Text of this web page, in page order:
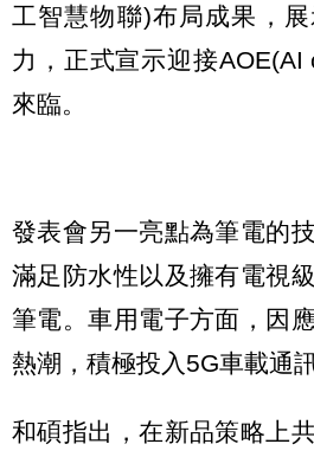
工智慧物聯)布局成果，
力，正式宣示迎接
來臨。
發表會另一亮點為筆電的
滿足防水性以及擁有電視
筆電。車用電子方面，因
熱潮，積極投入5G車載通
和碩指出，在新品策略上